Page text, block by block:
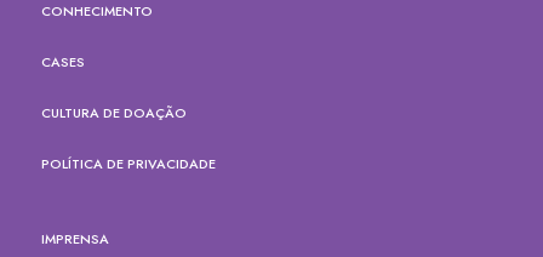
CONHECIMENTO
CASES
CULTURA DE DOAÇÃO
POLÍTICA DE PRIVACIDADE
IMPRENSA